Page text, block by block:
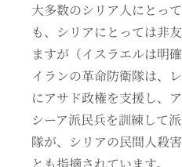
大多数のシリア人にとっ
も、シリアにとっては非
ますが（イスラエルは明
イランの革命防衛隊は、
にアサド政権を支援し、
シーア派民兵を訓練して
隊が、シリアの民間人殺